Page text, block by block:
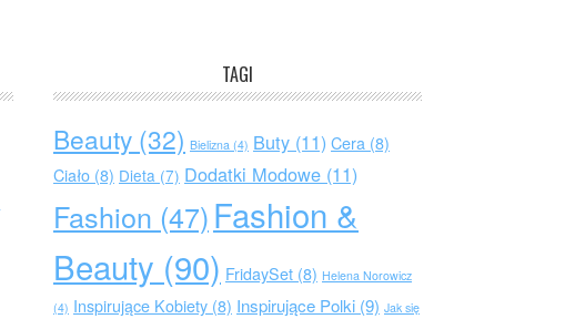
TAGI
Beauty (32) Bielizna (4) Buty (11) Cera (8)
Ciało (8) Dieta (7) Dodatki Modowe (11)
Fashion (47)Fashion &
Beauty (90) FridaySet (8) Helena Norowicz
(4) Inspirujące Kobiety (8) Inspirujące Polki (9) Jak się